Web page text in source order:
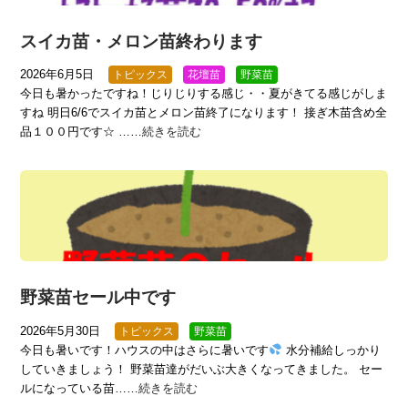
スイカ苗・メロン苗終わります
2026年6月5日 トピックス 花壇苗 野菜苗
今日も暑かったですね！じりじりする感じ・・夏がきてる感じがしま
すね 明日6/6でスイカ苗とメロン苗終了になります！ 接ぎ木苗含め全
品１００円です☆ ……続きを読む
野菜苗セール中です
2026年5月30日 トピックス 野菜苗
今日も暑いです！ハウスの中はさらに暑いです
水分補給しっかり
していきましょう！ 野菜苗達がだいぶ大きくなってきました。 セー
ルになっている苗……続きを読む